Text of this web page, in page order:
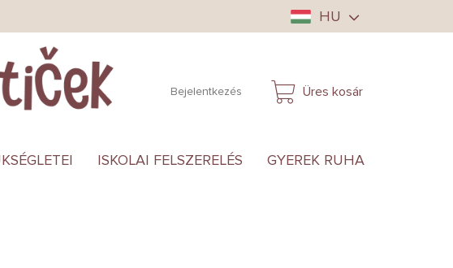
HU
Bejelentkezés
KOSÁR
Üres kosár
ISKOLAI FELSZERELÉS GYEREK RUHA